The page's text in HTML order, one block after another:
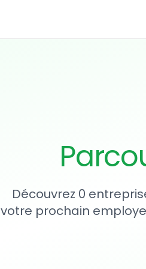
Découvrez 0
votre prochain